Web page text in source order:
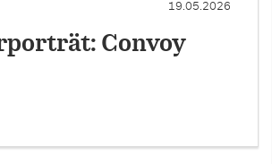
19.05.2026
Convoy